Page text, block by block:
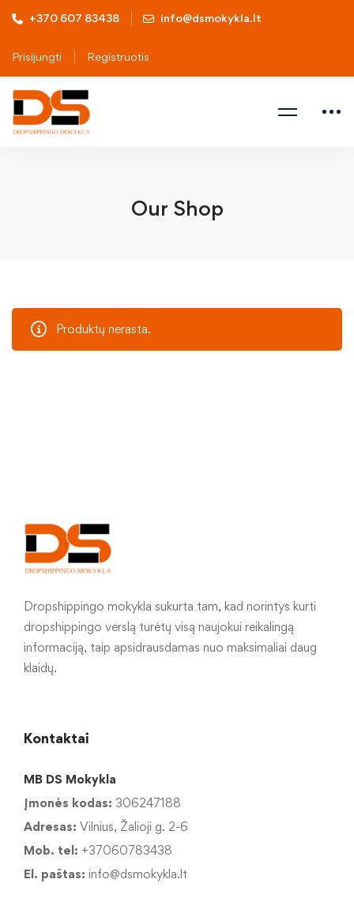
+370 607 83438 info@dsmokykla.lt
Prisijungti Registruotis
Our Shop
Produktų nerasta.
Dropshippingo mokykla sukurta tam, kad norintys kurti
dropshippingo verslą turėtų visą naujokui reikalingą
informaciją, taip apsidrausdamas nuo maksimaliai daug
klaidų.
Kontaktai
MB DS Mokykla
Įmonės kodas: 306247188
Adresas: Vilnius, Žalioji g. 2-6
Mob. tel: +37060783438
El. paštas: info@dsmokykla.lt